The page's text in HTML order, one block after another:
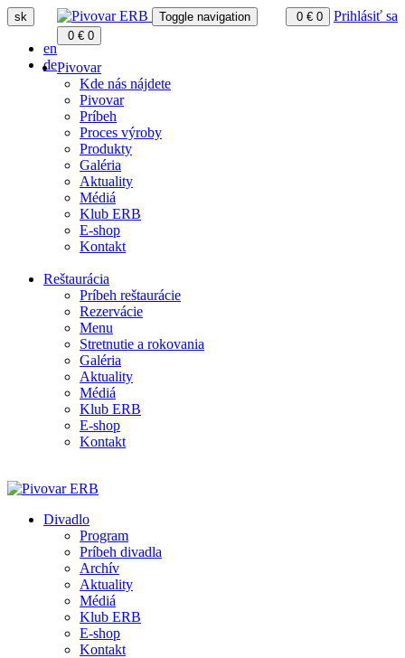
sk
en
de
0 € 0 Prihlásiť sa
Toggle navigation
0 € 0
Pivovar
Kde nás nájdete
Pivovar
Príbeh
Proces výroby
Produkty
Galéria
Aktuality
Médiá
Klub ERB
E-shop
Kontakt
Reštaurácia
Príbeh reštaurácie
Rezervácie
Menu
Stretnutie a rokovania
Galéria
Aktuality
Médiá
Klub ERB
E-shop
Kontakt
Divadlo
Program
Príbeh divadla
Archív
Aktuality
Médiá
Klub ERB
E-shop
Kontakt